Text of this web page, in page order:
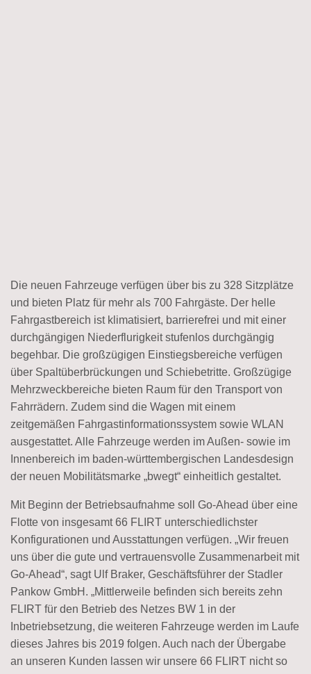
Die neuen Fahrzeuge verfügen über bis zu 328 Sitzplätze
und bieten Platz für mehr als 700 Fahrgäste. Der helle
Fahrgastbereich ist klimatisiert, barrierefrei und mit einer
durchgängigen Niederflurigkeit stufenlos durchgängig
begehbar. Die großzügigen Einstiegsbereiche verfügen
über Spaltüberbrückungen und Schiebetritte. Großzügige
Mehrzweckbereiche bieten Raum für den Transport von
Fahrrädern. Zudem sind die Wagen mit einem
zeitgemäßen Fahrgastinformationssystem sowie WLAN
ausgestattet. Alle Fahrzeuge werden im Außen- sowie im
Innenbereich im baden-württembergischen Landesdesign
der neuen Mobilitätsmarke „bwegt“ einheitlich gestaltet.
Mit Beginn der Betriebsaufnahme soll Go-Ahead über eine
Flotte von insgesamt 66 FLIRT unterschiedlichster
Konfigurationen und Ausstattungen verfügen. „Wir freuen
uns über die gute und vertrauensvolle Zusammenarbeit mit
Go-Ahead“, sagt Ulf Braker, Geschäftsführer der Stadler
Pankow GmbH. „Mittlerweile befinden sich bereits zehn
FLIRT für den Betrieb des Netzes BW 1 in der
Inbetriebsetzung, die weiteren Fahrzeuge werden im Laufe
dieses Jahres bis 2019 folgen. Auch nach der Übergabe
an unseren Kunden lassen wir unsere 66 FLIRT nicht so